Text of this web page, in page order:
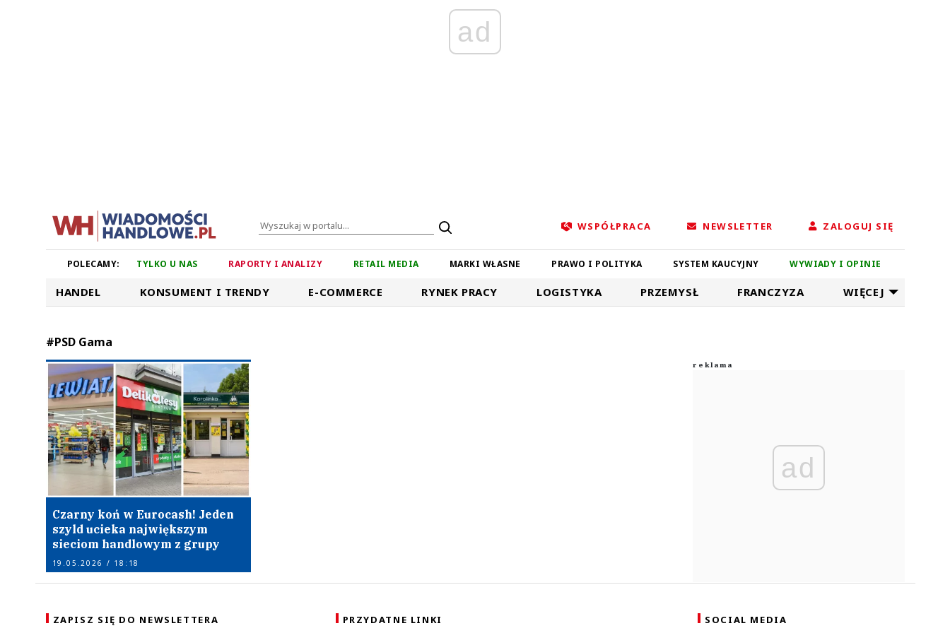
ad
WSPÓŁPRACA NEWSLETTER ZALOGUJ SIĘ
POLECAMY: TYLKO U NAS RAPORTY I ANALIZY RETAIL MEDIA MARKI WŁASNE PRAWO I POLITYKA SYSTEM KAUCYJNY WYWIADY I OPINIE
HANDEL KONSUMENT I TRENDY E-COMMERCE RYNEK PRACY LOGISTYKA PRZEMYSŁ FRANCZYZA WIĘCEJ
#PSD Gama
Czarny koń w Eurocash! Jeden
szyld ucieka największym
sieciom handlowym z grupy
19.05.2026 / 18:18
ad
ZAPISZ SIĘ DO NEWSLETTERA PRZYDATNE LINKI SOCIAL MEDIA